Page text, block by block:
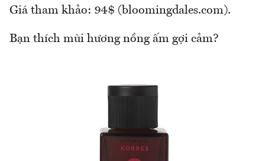
Giá tham khảo: 94$ (bloomingdales.com).
Bạn thích mùi hương nồng ấm gợi cảm?